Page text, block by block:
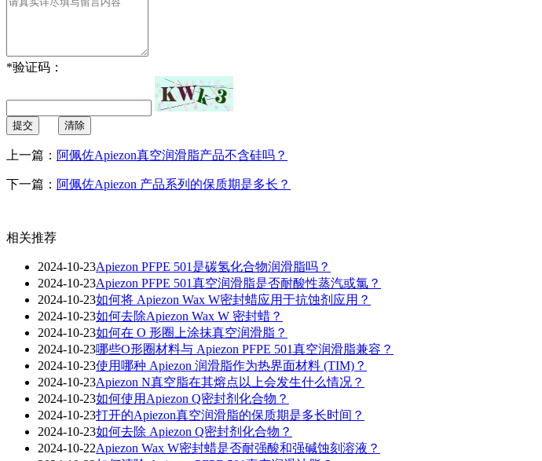
*验证码：
提交 清除
上一篇： 阿佩佐Apiezon真空润滑脂产品不含硅吗？
下一篇： 阿佩佐Apiezon 产品系列的保质期是多长？
相关推荐
2024-10-23Apiezon PFPE 501是碳氢化合物润滑脂吗？
2024-10-23Apiezon PFPE 501真空润滑脂是否耐酸性蒸汽或氯？
2024-10-23如何将 Apiezon Wax W密封蜡应用于抗蚀剂应用？
2024-10-23如何去除Apiezon Wax W 密封蜡？
2024-10-23如何在 O 形圈上涂抹真空润滑脂？
2024-10-23哪些O形圈材料与 Apiezon PFPE 501真空润滑脂兼容？
2024-10-23使用哪种 Apiezon 润滑脂作为热界面材料 (TIM)？
2024-10-23Apiezon N真空脂在其熔点以上会发生什么情况？
2024-10-23如何使用Apiezon Q密封剂化合物？
2024-10-23打开的Apiezon真空润滑脂的保质期是多长时间？
2024-10-23如何去除 Apiezon Q密封剂化合物？
2024-10-22Apiezon Wax W密封蜡是否耐强酸和强碱蚀刻溶液？